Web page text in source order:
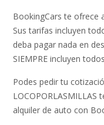
BookingCars te ofrece
Sus tarifas incluyen
deba pagar nada en
SIEMPRE incluyen
Podes pedir tu
LOCOPORLASMILLAS
alquiler de auto con